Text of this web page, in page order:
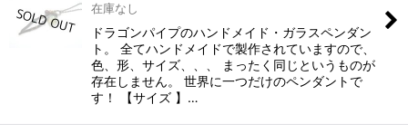
在庫なし
ドラゴンパイプのハンドメイド・ガラスペンダン
ト。 全てハンドメイドで製作されていますので、
色、形、サイズ、、、 まったく同じというものが
存在しません。 世界に一つだけのペンダントで
す！ 【サイズ 】…